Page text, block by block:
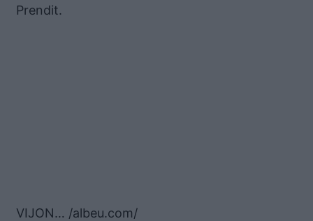
Prendit.
VIJON… /albeu.com/